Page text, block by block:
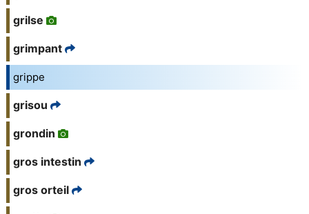
grilse
grimpant
grippe
grisou
grondin
gros intestin
gros orteil